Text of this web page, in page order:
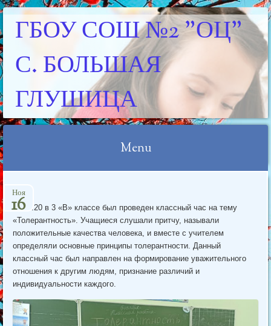
ГБОУ СОШ №2 "ОЦ"
С. БОЛЬШАЯ
ГЛУШИЦА
Menu
to
Ноя
16
16.11.20 в 3 «В» классе был проведен классный час на тему
«Толерантность». Учащиеся слушали притчу, называли
положительные качества человека, и вместе с учителем
определяли основные принципы толерантности. Данный
классный час был направлен на формирование уважительного
отношения к другим людям, признание различий и
индивидуальности каждого.